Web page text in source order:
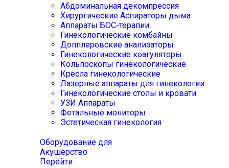
Абдоминальная декомпрессия
Хирургические Аспираторы дыма
Аппараты БОС-терапии
Гинекологические комбайны
Допплеровские анализаторы
Гинекологические коагуляторы
Кольпоскопы гинекологические
Кресла гинекологические
Лазерные аппараты для гинекологии
Гинекологические столы и кровати
УЗИ Аппараты
Фетальные мониторы
Эстетическая гинекология
Оборудование для
Акушерство
Перейти